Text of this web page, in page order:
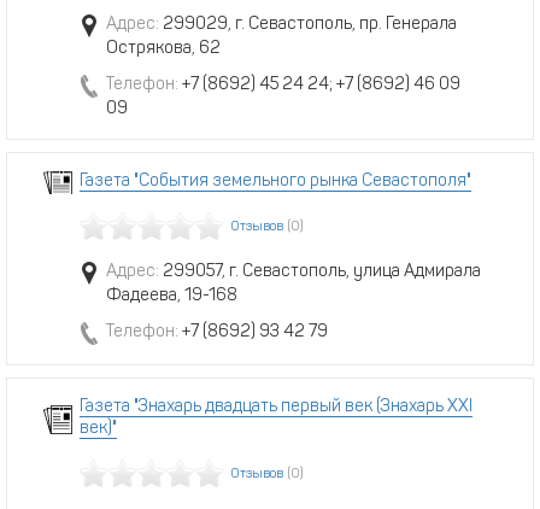
Адрес: 299029, г. Севастополь, пр. Генерала
Острякова, 62
Телефон: +7 (8692) 45 24 24; +7 (8692) 46 09
09
Газета "События земельного рынка Севастополя"
Отзывов (0)
Адрес: 299057, г. Севастополь, улица Адмирала
Фадеева, 19-168
Телефон: +7 (8692) 93 42 79
Газета "Знахарь двадцать первый век (Знахарь XXI
век)"
Отзывов (0)